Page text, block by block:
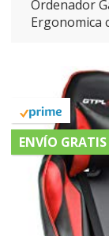
Ordenador
Ergonomica
ENVÍO GRATIS